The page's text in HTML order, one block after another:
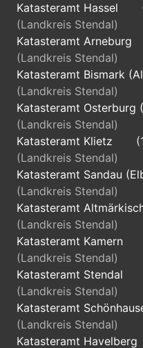
Katasteramt Hassel
(Landkreis Stendal)
Katasteramt Arneburg
(Landkreis Stendal)
Katasteramt Bismark
(Landkreis Stendal)
Katasteramt Osterburg
(Landkreis Stendal)
Katasteramt Klietz
(Landkreis Stendal)
Katasteramt Sandau
(Landkreis Stendal)
Katasteramt
(Landkreis Stendal)
Katasteramt Kamern
(Landkreis Stendal)
Katasteramt Stendal
(Landkreis Stendal)
Katasteramt
(Landkreis Stendal)
Katasteramt Havelberg